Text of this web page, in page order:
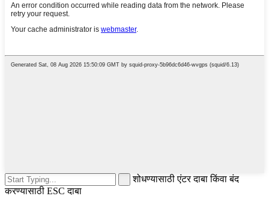
शोधण्यासाठी एंटर दाबा किंवा बंद
करण्यासाठी ESC दाबा